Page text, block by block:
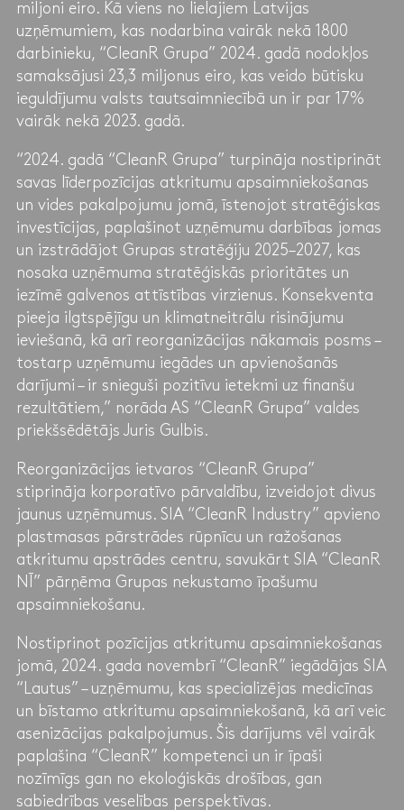
miljoni eiro. Kā viens no lielajiem Latvijas
uzņēmumiem, kas nodarbina vairāk nekā 1800
darbinieku, “CleanR Grupa” 2024. gadā nodokļos
samaksājusi 23,3 miljonus eiro, kas veido būtisku
ieguldījumu valsts tautsaimniecībā un ir par 17%
vairāk nekā 2023. gadā.
“2024. gadā “CleanR Grupa” turpināja nostiprināt
savas līderpozīcijas atkritumu apsaimniekošanas
un vides pakalpojumu jomā, īstenojot stratēģiskas
investīcijas, paplašinot uzņēmumu darbības jomas
un izstrādājot Grupas stratēģiju 2025–2027, kas
nosaka uzņēmuma stratēģiskās prioritātes un
iezīmē galvenos attīstības virzienus. Konsekventa
pieeja ilgtspējīgu un klimatneitrālu risinājumu
ieviešanā, kā arī reorganizācijas nākamais posms –
tostarp uzņēmumu iegādes un apvienošanās
darījumi – ir snieguši pozitīvu ietekmi uz finanšu
rezultātiem,” norāda AS “CleanR Grupa” valdes
priekšsēdētājs Juris Gulbis.
Reorganizācijas ietvaros “CleanR Grupa”
stiprināja korporatīvo pārvaldību, izveidojot divus
jaunus uzņēmumus. SIA “CleanR Industry” apvieno
plastmasas pārstrādes rūpnīcu un ražošanas
atkritumu apstrādes centru, savukārt SIA “CleanR
NĪ” pārņēma Grupas nekustamo īpašumu
apsaimniekošanu.
Nostiprinot pozīcijas atkritumu apsaimniekošanas
jomā, 2024. gada novembrī “CleanR” iegādājas SIA
“Lautus” – uzņēmumu, kas specializējas medicīnas
un bīstamo atkritumu apsaimniekošanā, kā arī veic
asenizācijas pakalpojumus. Šis darījums vēl vairāk
paplašina “CleanR” kompetenci un ir īpaši
nozīmīgs gan no ekoloģiskās drošības, gan
sabiedrības veselības perspektīvas.